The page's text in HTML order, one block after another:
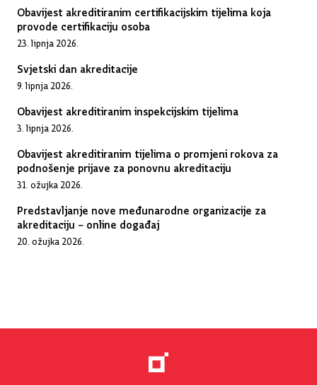
Obavijest akreditiranim certifikacijskim tijelima koja
provode certifikaciju osoba
23. lipnja 2026.
Svjetski dan akreditacije
9. lipnja 2026.
Obavijest akreditiranim inspekcijskim tijelima
3. lipnja 2026.
Obavijest akreditiranim tijelima o promjeni rokova za
podnošenje prijave za ponovnu akreditaciju
31. ožujka 2026.
Predstavljanje nove međunarodne organizacije za
akreditaciju – online događaj
20. ožujka 2026.